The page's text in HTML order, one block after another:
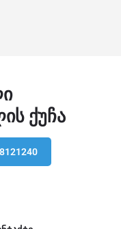
ქუჩა